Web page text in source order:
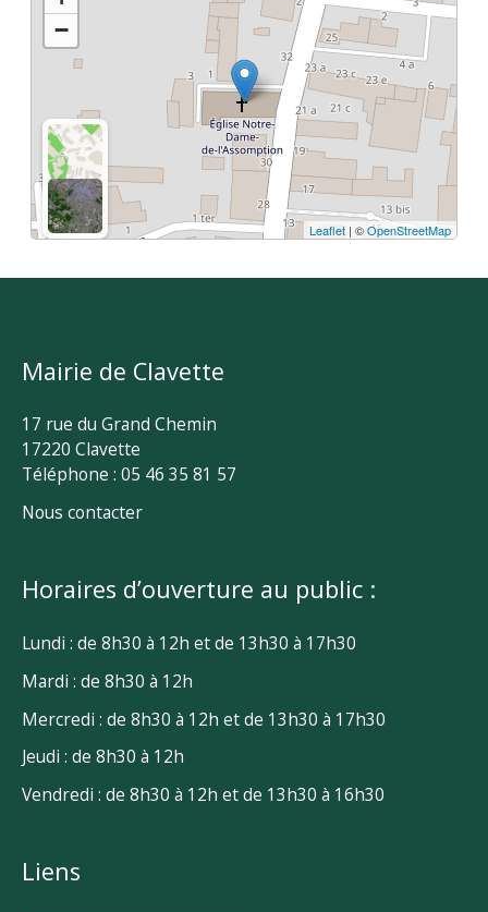
−
Leaflet | ©OpenStreetMap
Mairie de Clavette
17 rue du Grand Chemin
17220 Clavette
Téléphone : 05 46 35 81 57
Nous contacter
Horaires d’ouverture au public :
Lundi : de 8h30 à 12h et de 13h30 à 17h30
Mardi : de 8h30 à 12h
Mercredi : de 8h30 à 12h et de 13h30 à 17h30
Jeudi : de 8h30 à 12h
Vendredi : de 8h30 à 12h et de 13h30 à 16h30
Liens